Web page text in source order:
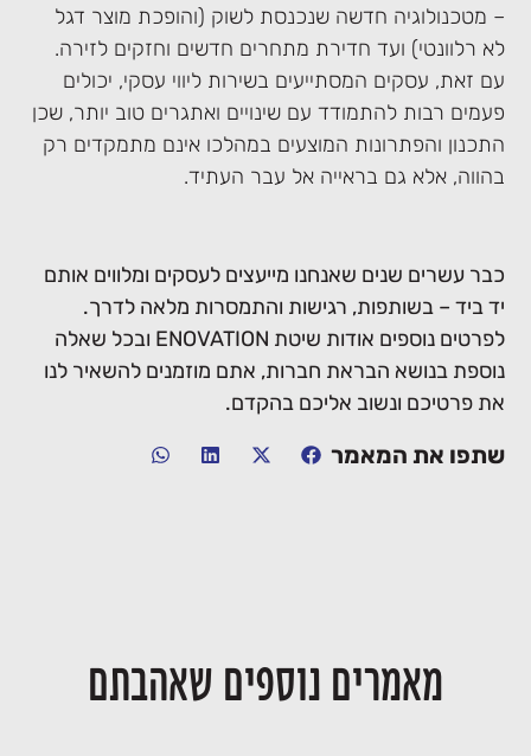
– מטכנולוגיה חדשה שנכנסת לשוק (והופכת מוצר דגל
לא רלוונטי) ועד חדירת מתחרים חדשים וחזקים לזירה.
עם זאת, עסקים המסתייעים בשירות ליווי עסקי, יכולים
פעמים רבות להתמודד עם שינויים ואתגרים טוב יותר, שכן
התכנון והפתרונות המוצעים במהלכו אינם מתמקדים רק
בהווה, אלא גם בראייה אל עבר העתיד.
כבר עשרים שנים שאנחנו מייעצים לעסקים ומלווים אותם
יד ביד – בשותפות, רגישות והתמסרות מלאה לדרך.
לפרטים נוספים אודות שיטת ENOVATION ובכל שאלה
נוספת בנושא הבראת חברות, אתם מוזמנים להשאיר לנו
את פרטיכם ונשוב אליכם בהקדם.
שתפו את המאמר
מאמרים נוספים שאהבתם